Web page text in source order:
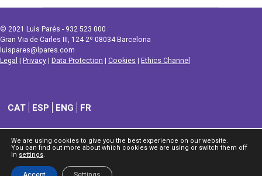
© 2021 Luis Parés - 932 523 000
Gran Via de Carles III, 124 2º 08034 Barcelona
luispares@lpares.com
Legal
Privacy Data Protection Cookies Ethics Channel
CAT ESP ENG FR
We are using cookies to give you the best experience on our website.
You can find out more about which cookies we are using or switch them off
in settings.